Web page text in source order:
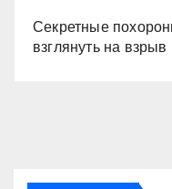
Секретные
взглянуть на взрыв